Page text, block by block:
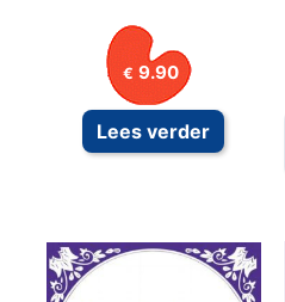
€ 9.90
Lees verder